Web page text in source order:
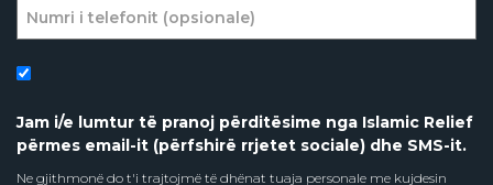
Jam i/e lumtur të pranoj përditësime nga Islamic Relief
përmes email-it (përfshirë rrjetet sociale) dhe SMS-it.
Ne gjithmonë do t'i trajtojmë të dhënat tuaja personale me kujdesin